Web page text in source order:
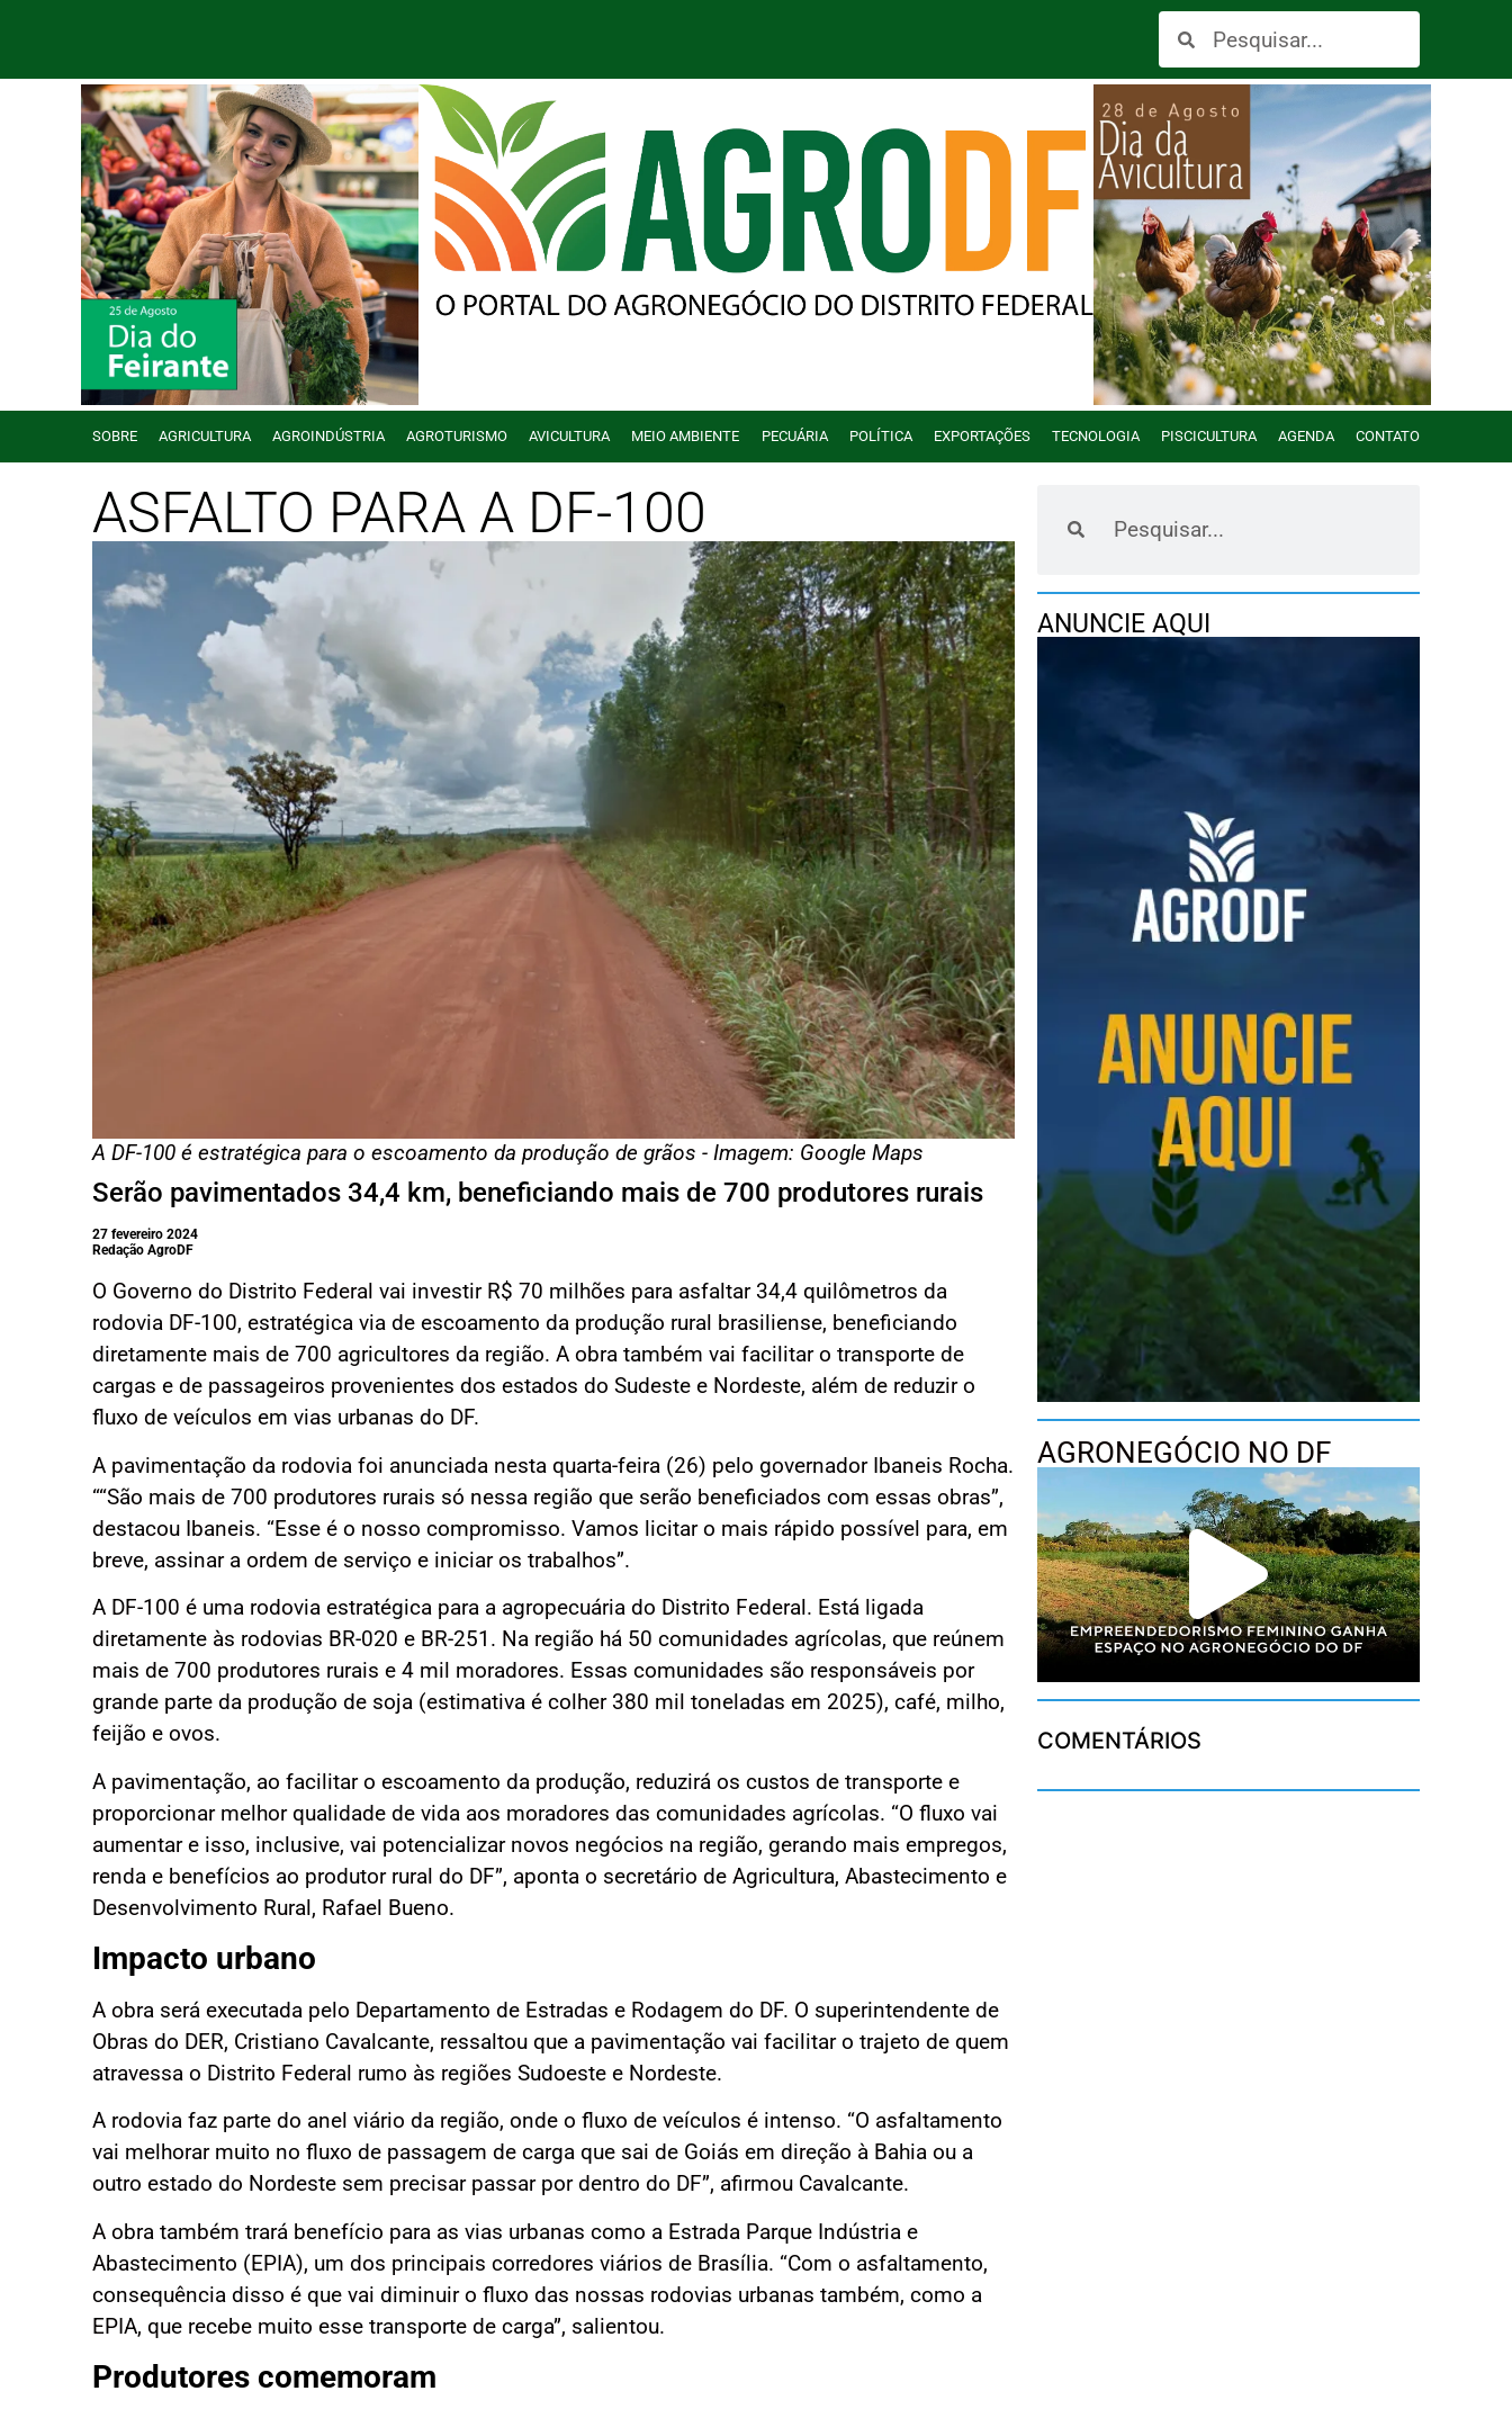
SOBRE AGRICULTURA AGROINDÚSTRIA AGROTURISMO AVICULTURA MEIO AMBIENTE PECUÁRIA POLÍTICA EXPORTAÇÕES TECNOLOGIA PISCICULTURA AGENDA CONTATO
ASFALTO PARA A DF-100
A DF-100 é estratégica para o escoamento da produção de grãos - Imagem: Google Maps
Serão pavimentados 34,4 km, beneficiando mais de 700 produtores rurais
27 fevereiro 2024
Redação AgroDF
O Governo do Distrito Federal vai investir R$ 70 milhões para asfaltar 34,4 quilômetros da
rodovia DF-100, estratégica via de escoamento da produção rural brasiliense, beneficiando
diretamente mais de 700 agricultores da região. A obra também vai facilitar o transporte de
cargas e de passageiros provenientes dos estados do Sudeste e Nordeste, além de reduzir o
fluxo de veículos em vias urbanas do DF.
A pavimentação da rodovia foi anunciada nesta quarta-feira (26) pelo governador Ibaneis Rocha.
““São mais de 700 produtores rurais só nessa região que serão beneficiados com essas obras”,
destacou Ibaneis. “Esse é o nosso compromisso. Vamos licitar o mais rápido possível para, em
breve, assinar a ordem de serviço e iniciar os trabalhos”.
A DF-100 é uma rodovia estratégica para a agropecuária do Distrito Federal. Está ligada
diretamente às rodovias BR-020 e BR-251. Na região há 50 comunidades agrícolas, que reúnem
mais de 700 produtores rurais e 4 mil moradores. Essas comunidades são responsáveis por
grande parte da produção de soja (estimativa é colher 380 mil toneladas em 2025), café, milho,
feijão e ovos.
A pavimentação, ao facilitar o escoamento da produção, reduzirá os custos de transporte e
proporcionar melhor qualidade de vida aos moradores das comunidades agrícolas. “O fluxo vai
aumentar e isso, inclusive, vai potencializar novos negócios na região, gerando mais empregos,
renda e benefícios ao produtor rural do DF”, aponta o secretário de Agricultura, Abastecimento e
Desenvolvimento Rural, Rafael Bueno.
Impacto urbano
A obra será executada pelo Departamento de Estradas e Rodagem do DF. O superintendente de
Obras do DER, Cristiano Cavalcante, ressaltou que a pavimentação vai facilitar o trajeto de quem
atravessa o Distrito Federal rumo às regiões Sudoeste e Nordeste.
A rodovia faz parte do anel viário da região, onde o fluxo de veículos é intenso. “O asfaltamento
vai melhorar muito no fluxo de passagem de carga que sai de Goiás em direção à Bahia ou a
outro estado do Nordeste sem precisar passar por dentro do DF”, afirmou Cavalcante.
A obra também trará benefício para as vias urbanas como a Estrada Parque Indústria e
Abastecimento (EPIA), um dos principais corredores viários de Brasília. “Com o asfaltamento,
consequência disso é que vai diminuir o fluxo das nossas rodovias urbanas também, como a
EPIA, que recebe muito esse transporte de carga”, salientou.
Produtores comemoram
ANUNCIE AQUI
AGRONEGÓCIO NO DF
COMENTÁRIOS